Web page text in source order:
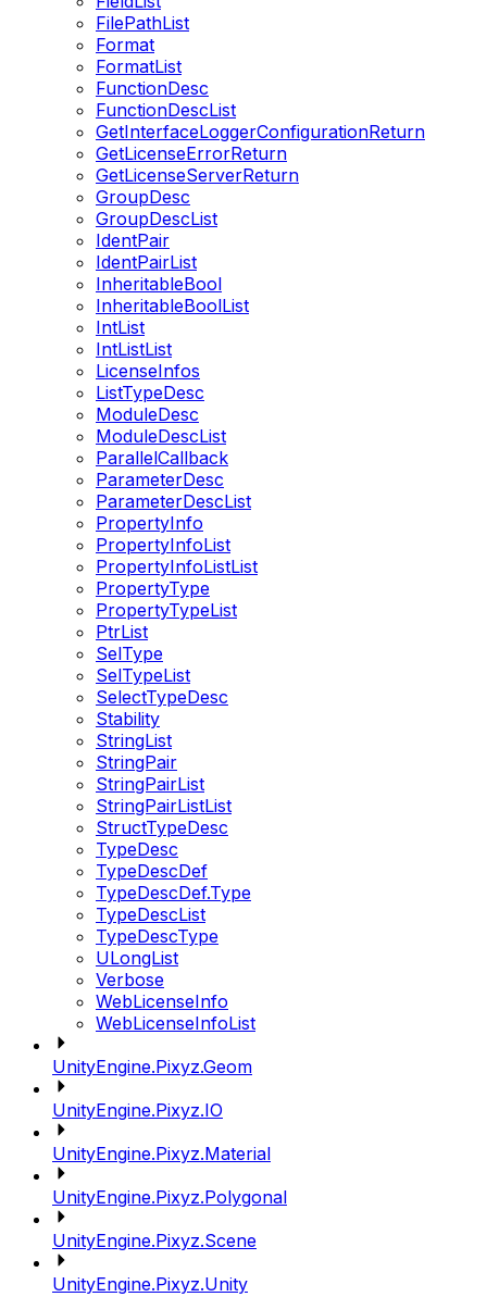
FilePathList
Format
FormatList
FunctionDesc
FunctionDescList
GetInterfaceLoggerConfigurationReturn
GetLicenseErrorReturn
GetLicenseServerReturn
GroupDesc
GroupDescList
IdentPair
IdentPairList
InheritableBool
InheritableBoolList
IntList
IntListList
LicenseInfos
ListTypeDesc
ModuleDesc
ModuleDescList
ParallelCallback
ParameterDesc
ParameterDescList
PropertyInfo
PropertyInfoList
PropertyInfoListList
PropertyType
PropertyTypeList
PtrList
SelType
SelTypeList
SelectTypeDesc
Stability
StringList
StringPair
StringPairList
StringPairListList
StructTypeDesc
TypeDesc
TypeDescDef
TypeDescDef.Type
TypeDescList
TypeDescType
ULongList
Verbose
WebLicenseInfo
WebLicenseInfoList
UnityEngine.Pixyz.Geom
UnityEngine.Pixyz.IO
UnityEngine.Pixyz.Material
UnityEngine.Pixyz.Polygonal
UnityEngine.Pixyz.Scene
UnityEngine.Pixyz.Unity